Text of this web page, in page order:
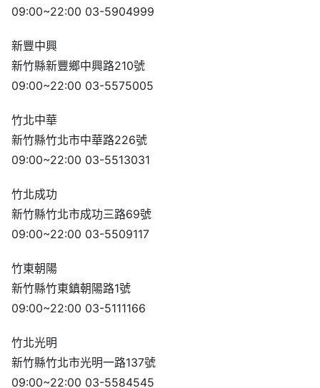
09:00~22:00 03-5904999
新豐中興
新竹縣新豐鄉中興路210號
09:00~22:00 03-5575005
竹北中華
新竹縣竹北市中華路226號
09:00~22:00 03-5513031
竹北成功
新竹縣竹北市成功三路69號
09:00~22:00 03-5509117
竹東朝陽
新竹縣竹東鎮朝陽路1號
09:00~22:00 03-5111166
竹北光明
新竹縣竹北市光明一路137號
09:00~22:00 03-5584545